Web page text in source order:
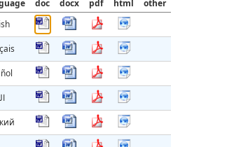
doc docx pdf html
other